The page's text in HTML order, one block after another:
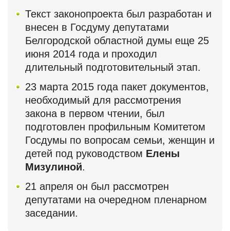
Текст законопроекта был разработан и
внесен в Госдуму депутатами
Белгородской областной думы еще 25
июня 2014 года и проходил
длительный подготовительный этап.
23 марта 2015 года пакет документов,
необходимый для рассмотрения
закона в первом чтении, был
подготовлен профильным Комитетом
Госдумы по вопросам семьи, женщин и
детей под руководством Елены
Мизулиной.
21 апреля он был рассмотрен
депутатами на очередном пленарном
заседании.